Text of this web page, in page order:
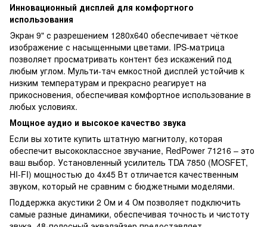
Инновационный дисплей для комфортного
использования
Экран 9" с разрешением 1280x640 обеспечивает чёткое
изображение с насыщенными цветами. IPS-матрица
позволяет просматривать контент без искажений под
любым углом. Мульти-тач емкостной дисплей устойчив к
низким температурам и прекрасно реагирует на
прикосновения, обеспечивая комфортное использование в
любых условиях.
Мощное аудио и высокое качество звука
Если вы хотите купить штатную магнитолу, которая
обеспечит высококлассное звучание, RedPower 71216 – это
ваш выбор. Установленный усилитель TDA 7850 (MOSFET,
HI-FI) мощностью до 4х45 Вт отличается качественным
звуком, который не сравним с бюджетными моделями.
Поддержка акустики 2 Ом и 4 Ом позволяет подключить
самые разные динамики, обеспечивая точность и чистоту